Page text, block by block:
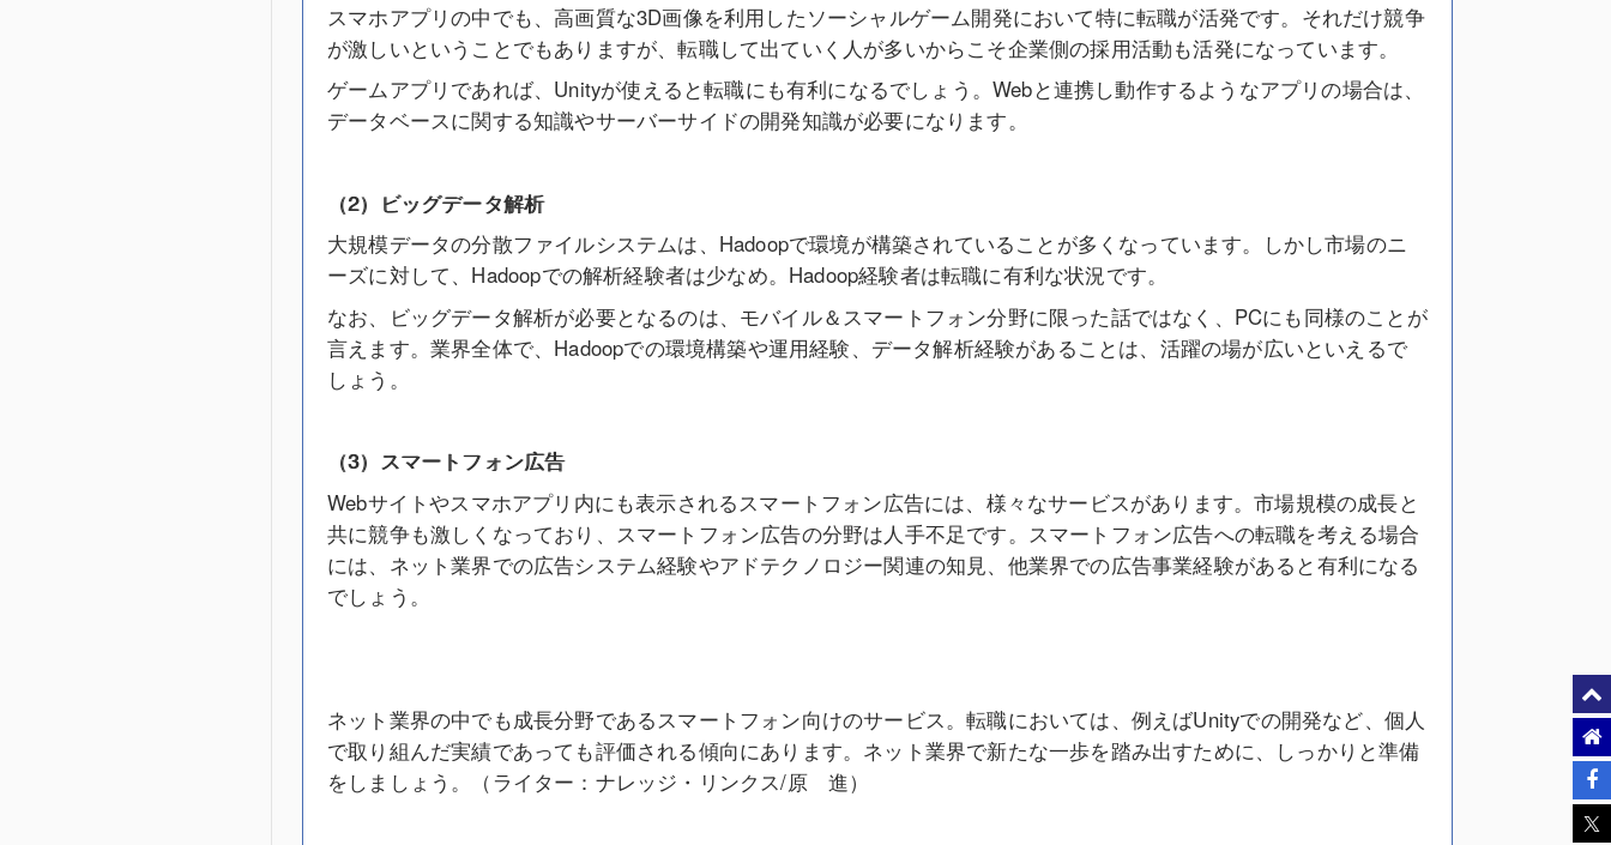
スマホアプリの中でも、高画質な3D画像を利用したソーシャルゲーム開発において特に転職が活発です。それだけ競争
が激しいということでもありますが、転職して出ていく人が多いからこそ企業側の採用活動も活発になっています。
ゲームアプリであれば、Unityが使えると転職にも有利になるでしょう。Webと連携し動作するようなアプリの場合は、
データベースに関する知識やサーバーサイドの開発知識が必要になります。
（2）ビッグデータ解析
大規模データの分散ファイルシステムは、Hadoopで環境が構築されていることが多くなっています。しかし市場のニ
ーズに対して、Hadoopでの解析経験者は少なめ。Hadoop経験者は転職に有利な状況です。
なお、ビッグデータ解析が必要となるのは、モバイル＆スマートフォン分野に限った話ではなく、PCにも同様のことが
言えます。業界全体で、Hadoopでの環境構築や運用経験、データ解析経験があることは、活躍の場が広いといえるで
しょう。
（3）スマートフォン広告
Webサイトやスマホアプリ内にも表示されるスマートフォン広告には、様々なサービスがあります。市場規模の成長と
共に競争も激しくなっており、スマートフォン広告の分野は人手不足です。スマートフォン広告への転職を考える場合
には、ネット業界での広告システム経験やアドテクノロジー関連の知見、他業界での広告事業経験があると有利になる
でしょう。
ネット業界の中でも成長分野であるスマートフォン向けのサービス。転職においては、例えばUnityでの開発など、個人
で取り組んだ実績であっても評価される傾向にあります。ネット業界で新たな一歩を踏み出すために、しっかりと準備
をしましょう。（ライター：ナレッジ・リンクス/原 進）